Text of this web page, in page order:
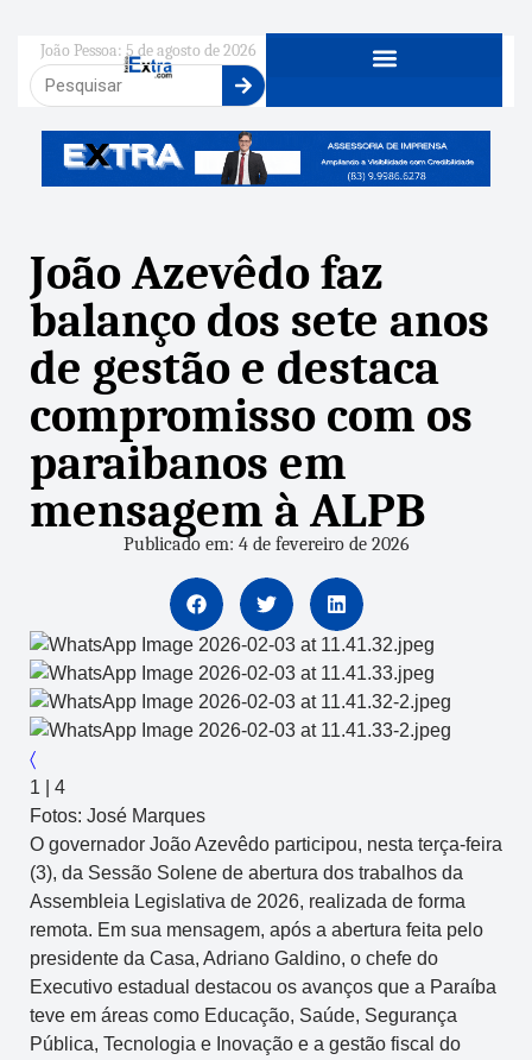
João Pessoa: 5 de agosto de 2026
João Azevêdo faz
balanço dos sete anos
de gestão e destaca
compromisso com os
paraibanos em
mensagem à ALPB
Publicado em: 4 de fevereiro de 2026
〈
1
4
Fotos: José Marques
O governador João Azevêdo participou, nesta terça-feira
(3), da Sessão Solene de abertura dos trabalhos da
Assembleia Legislativa de 2026, realizada de forma
remota. Em sua mensagem, após a abertura feita pelo
presidente da Casa, Adriano Galdino, o chefe do
Executivo estadual destacou os avanços que a Paraíba
teve em áreas como Educação, Saúde, Segurança
Pública, Tecnologia e Inovação e a gestão fiscal do